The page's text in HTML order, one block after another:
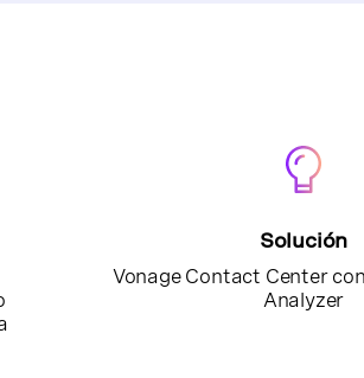
Solución
Vonage Contact Center
Analyzer